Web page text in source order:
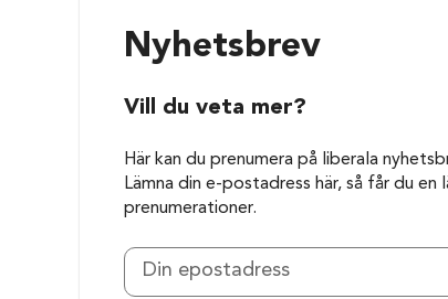
Nyhetsbrev
Vill du veta mer?
Här kan du prenumera på liberala
Lämna din e-postadress här, så får du
prenumerationer.